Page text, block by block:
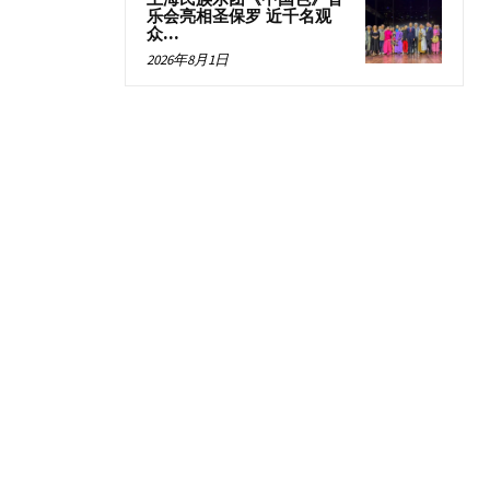
乐会亮相圣保罗 近千名观
众...
2026年8月1日